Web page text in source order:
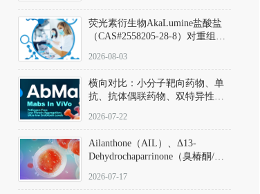
荧光素衍生物AkaLumine盐酸盐
（CAS#2558205-28-8）对重组萤
数（Km）为2.06 μM；其近红外
发光特性赋予优异的组织穿透能
力，大幅增强成像信噪比，从而
实现活体动物模型中极低给药剂
量下的高灵敏度、非侵入式生物
2026-08-03
横向对比：小分子靶向药物、单
抗、抗体偶联药物、双特异性抗
及应用瓶颈
2026-07-22
Ailanthone（AIL）、Δ13-
Dehydrochaparrinone（臭椿酮/臭
DKM货号 D806885
2026-07-17